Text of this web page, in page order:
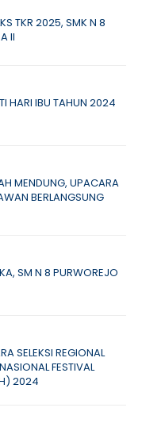
TKR 2025, SMK N 8
II
HARI IBU TAHUN 2024
MENDUNG, UPACARA
BERLANGSUNG
SM N 8 PURWOREJO
SELEKSI REGIONAL
FESTIVAL
2024